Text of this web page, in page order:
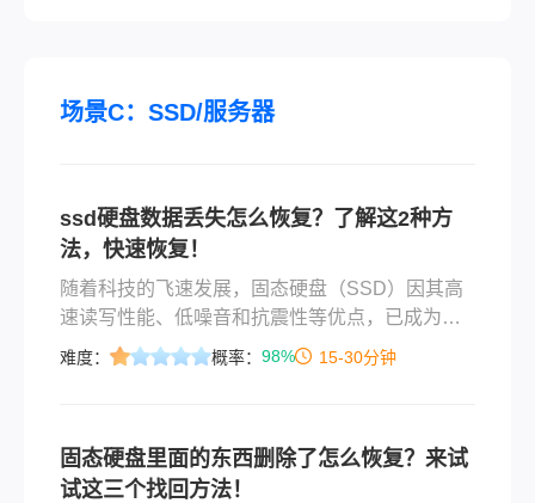
场景C：SSD/服务器
ssd硬盘数据丢失怎么恢复？了解这2种方
法，快速恢复！
随着科技的飞速发展，固态硬盘（SSD）因其高
速读写性能、低噪音和抗震性等优点，已成为现
代计算机和笔记本电脑的主流存储设备。然而，
户感到焦急和无助。那么ssd硬盘数据丢失怎么恢
复呢？本文将详细介绍几种恢复SSD硬盘数据的
难度： 概率： 98% 15-30分钟
固态硬盘里面的东西删除了怎么恢复？来试
试这三个找回方法！